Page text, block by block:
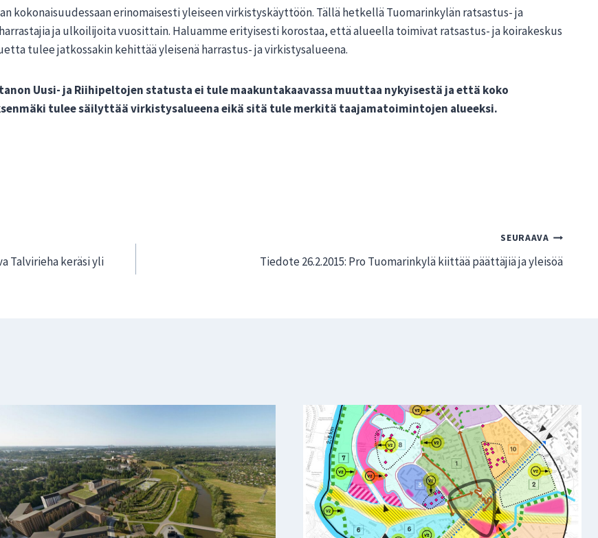
kokonaisuudessaan erinomaisesti yleiseen virkistyskäyttöön. Tällä hetkellä Tuomarinkylän ratsastus- ja
ja ulkoilijoita vuosittain. Haluamme erityisesti korostaa, että alueella toimivat ratsastus- ja koirakeskus
tulee jatkossakin kehittää yleisenä harrastus- ja virkistysalueena.
Uusi- ja Riihipeltojen statusta ei tule maakuntakaavassa muuttaa nykyisestä ja että koko
tulee säilyttää virkistysalueena eikä sitä tule merkitä taajamatoimintojen alueeksi.
Talvirieha keräsi yli
SEURAAVA
Tiedote 26.2.2015: Pro Tuomarinkylä kiittää päättäjiä ja yleisöä